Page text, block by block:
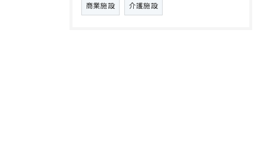
商業施設 介護施設